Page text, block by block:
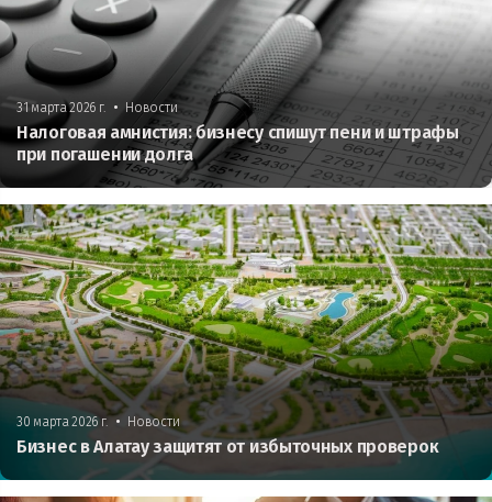
31 марта 2026 г. • Новости
Налоговая амнистия: бизнесу спишут пени и штрафы
при погашении долга
30 марта 2026 г. • Новости
Бизнес в Алатау защитят от избыточных проверок